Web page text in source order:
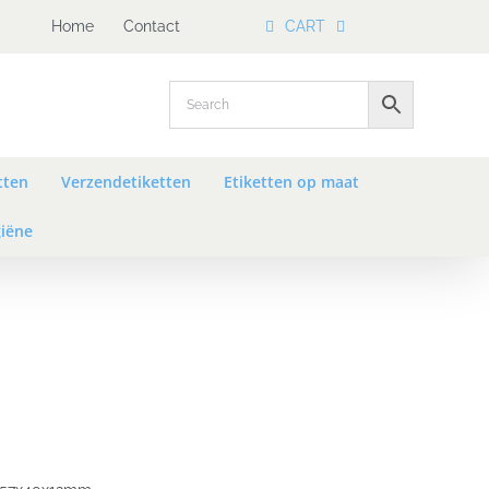
Home Contact CART
Verzendetiketten Etiketten op maat